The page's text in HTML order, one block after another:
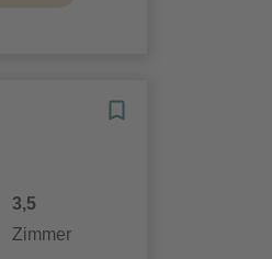
Zimmer
3,5